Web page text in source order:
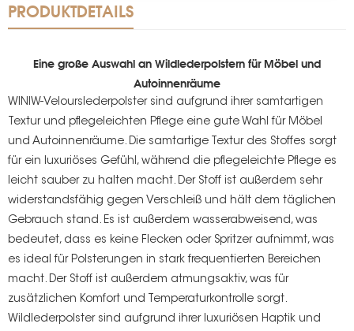
PRODUKTDETAILS
Eine große Auswahl an Wildlederpolstern für Möbel und
Autoinnenräume
WINIW-Velourslederpolster sind aufgrund ihrer samtartigen
Textur und pflegeleichten Pflege eine gute Wahl für Möbel
und Autoinnenräume. Die samtartige Textur des Stoffes sorgt
für ein luxuriöses Gefühl, während die pflegeleichte Pflege es
leicht sauber zu halten macht. Der Stoff ist außerdem sehr
widerstandsfähig gegen Verschleiß und hält dem täglichen
Gebrauch stand. Es ist außerdem wasserabweisend, was
bedeutet, dass es keine Flecken oder Spritzer aufnimmt, was
es ideal für Polsterungen in stark frequentierten Bereichen
macht. Der Stoff ist außerdem atmungsaktiv, was für
zusätzlichen Komfort und Temperaturkontrolle sorgt.
Wildlederpolster sind aufgrund ihrer luxuriösen Haptik und